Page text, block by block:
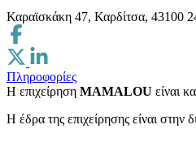
Καραϊσκάκη 47, Καρδίτσα, 43100
Πληροφορίες
Η επιχείρηση MAMALOU είναι
H έδρα της επιχείρησης είναι στην